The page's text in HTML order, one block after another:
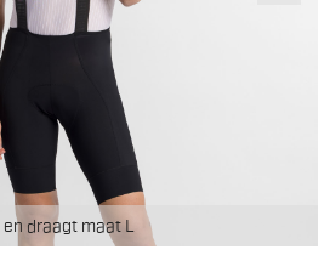
en draagt maat L